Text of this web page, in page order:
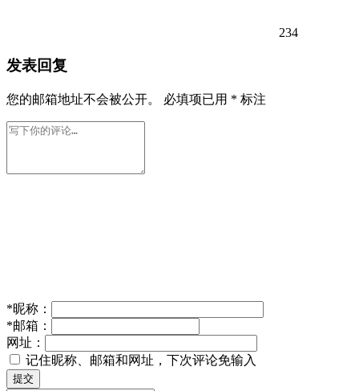
234
发表回复
您的邮箱地址不会被公开。 必填项已用 * 标注
*昵称：
*邮箱：
网址：
记住昵称、邮箱和网址，下次评论免输入
提交